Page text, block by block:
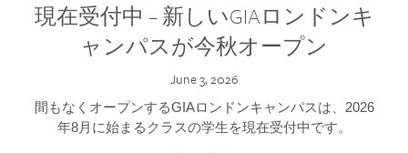
現在受付中 – 新しいGIAロンドンキ
ャンパスが今秋オープン
June 3, 2026
間もなくオープンするGIAロンドンキャンパスは、2026
年8月に始まるクラスの学生を現在受付中です。